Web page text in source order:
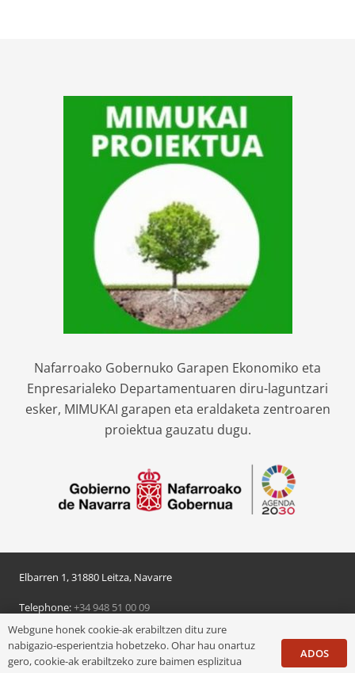
Nafarroako Gobernuko Garapen Ekonomiko eta
Enpresarialeko Departamentuaren diru-laguntzari
esker, MIMUKAI garapen eta eraldaketa zentroaren
proiektua gauzatu dugu.
Elbarren 1, 31880 Leitza, Navarre
Telephone:+34 948 51 00 09
© 2024 Leitzako udala
Pribatutasun politika/Lege oharra/Cookie politika
Webgune honek cookie-ak erabiltzen ditu zure
nabigazio-esperientzia hobetzeko. Ohar hau onartuz
gero, cookie-ak erabiltzeko zure baimen esplizitua
ADOS